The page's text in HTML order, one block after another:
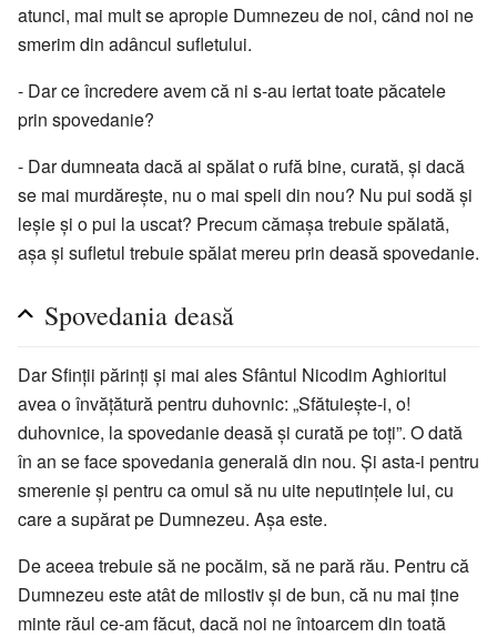
atunci, mai mult se apropie Dumnezeu de noi, când noi ne
smerim din adâncul sufletului.
- Dar ce încredere avem că ni s-au iertat toate păcatele
prin spovedanie?
- Dar dumneata dacă ai spălat o rufă bine, curată, și dacă
se mai murdărește, nu o mai speli din nou? Nu pui sodă și
leșie și o pui la uscat? Precum cămașa trebuie spălată,
așa și sufletul trebuie spălat mereu prin deasă spovedanie.
Spovedania deasă
Dar Sfinții părinți și mai ales Sfântul Nicodim Aghioritul
avea o învățătură pentru duhovnic: „Sfătuiește-i, o!
duhovnice, la spovedanie deasă și curată pe toți”. O dată
în an se face spovedania generală din nou. Și asta-i pentru
smerenie și pentru ca omul să nu uite neputințele lui, cu
care a supărat pe Dumnezeu. Așa este.
De aceea trebuie să ne pocăim, să ne pară rău. Pentru că
Dumnezeu este atât de milostiv și de bun, că nu mai ține
minte răul ce-am făcut, dacă noi ne întoarcem din toată